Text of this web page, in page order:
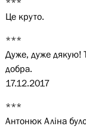
Це круто.
***
Дуже, дуже дякую!
добра.
17.12.2017
***
Антонюк Аліна